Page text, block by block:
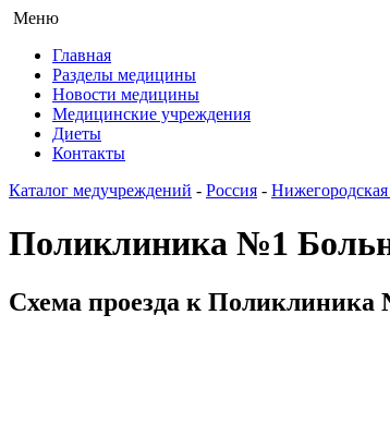
Меню
Главная
Разделы медицины
Новости медицины
Медицинские учреждения
Диеты
Контакты
Каталог медучреждений - Россия - Нижегородская
Поликлиника №1
Схема проезда к